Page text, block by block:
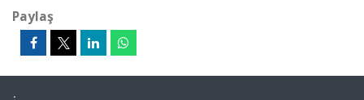
Paylaş